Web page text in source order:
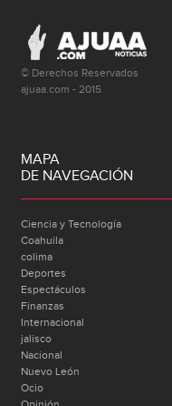
© Derechos Reservados
ajuaa.com - 2015
MAPA
DE NAVEGACIÓN
Ciencia y Tecnología
Coahuila
colima
Deportes
Espectáculos
Finanzas
Internacional
jalisco
Nacional
Nuevo León
Ocio